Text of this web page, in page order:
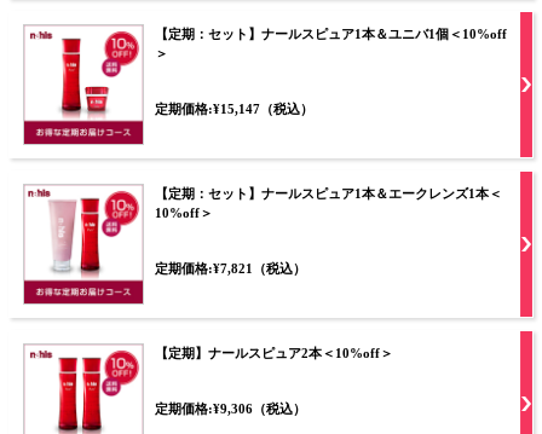
【定期：セット】ナールスピュア1本＆ユニバ1個＜10%off
＞
定期価格:¥15,147（税込）
【定期：セット】ナールスピュア1本＆エークレンズ1本＜
10%off＞
定期価格:¥7,821（税込）
【定期】ナールスピュア2本＜10%off＞
定期価格:¥9,306（税込）